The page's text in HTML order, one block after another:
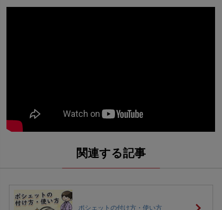
ポシェットの付け方・使い方